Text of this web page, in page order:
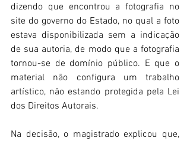
dizendo que encontrou a fotografia no
site do governo do Estado, no qual a foto
estava disponibilizada sem a indicação
de sua autoria, de modo que a fotografia
tornou-se de domínio público. E que o
material não configura um trabalho
artístico, não estando protegida pela Lei
dos Direitos Autorais.
Na decisão, o magistrado explicou que,